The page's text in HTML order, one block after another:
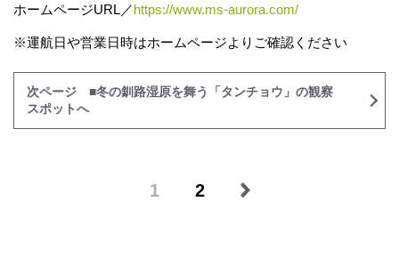
ホームページURL／https://www.ms-aurora.com/
※運航日や営業日時はホームページよりご確認ください
次ページ ■冬の釧路湿原を舞う「タンチョウ」の観察
スポットへ
1 2